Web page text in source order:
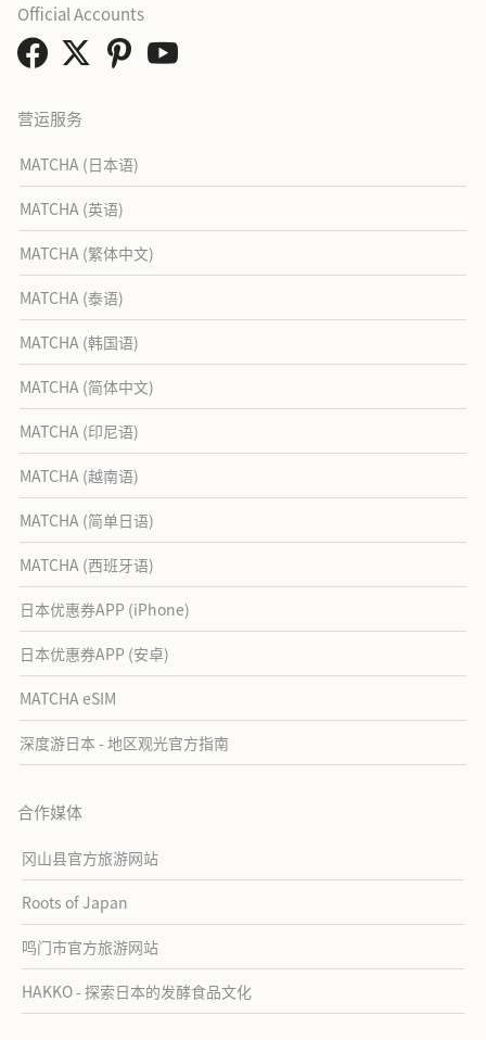
营运服务
MATCHA (日本语)
MATCHA (英语)
MATCHA (繁体中文)
MATCHA (泰语)
MATCHA (韩国语)
MATCHA (简体中文)
MATCHA (印尼语)
MATCHA (越南语)
MATCHA (简单日语)
MATCHA (西班牙语)
日本优惠券APP (iPhone)
日本优惠券APP (安卓)
MATCHA eSIM
深度游日本 - 地区观光官方指南
合作媒体
冈山县官方旅游网站
Roots of Japan
鸣门市官方旅游网站
HAKKO - 探索日本的发酵食品文化
Official Accounts